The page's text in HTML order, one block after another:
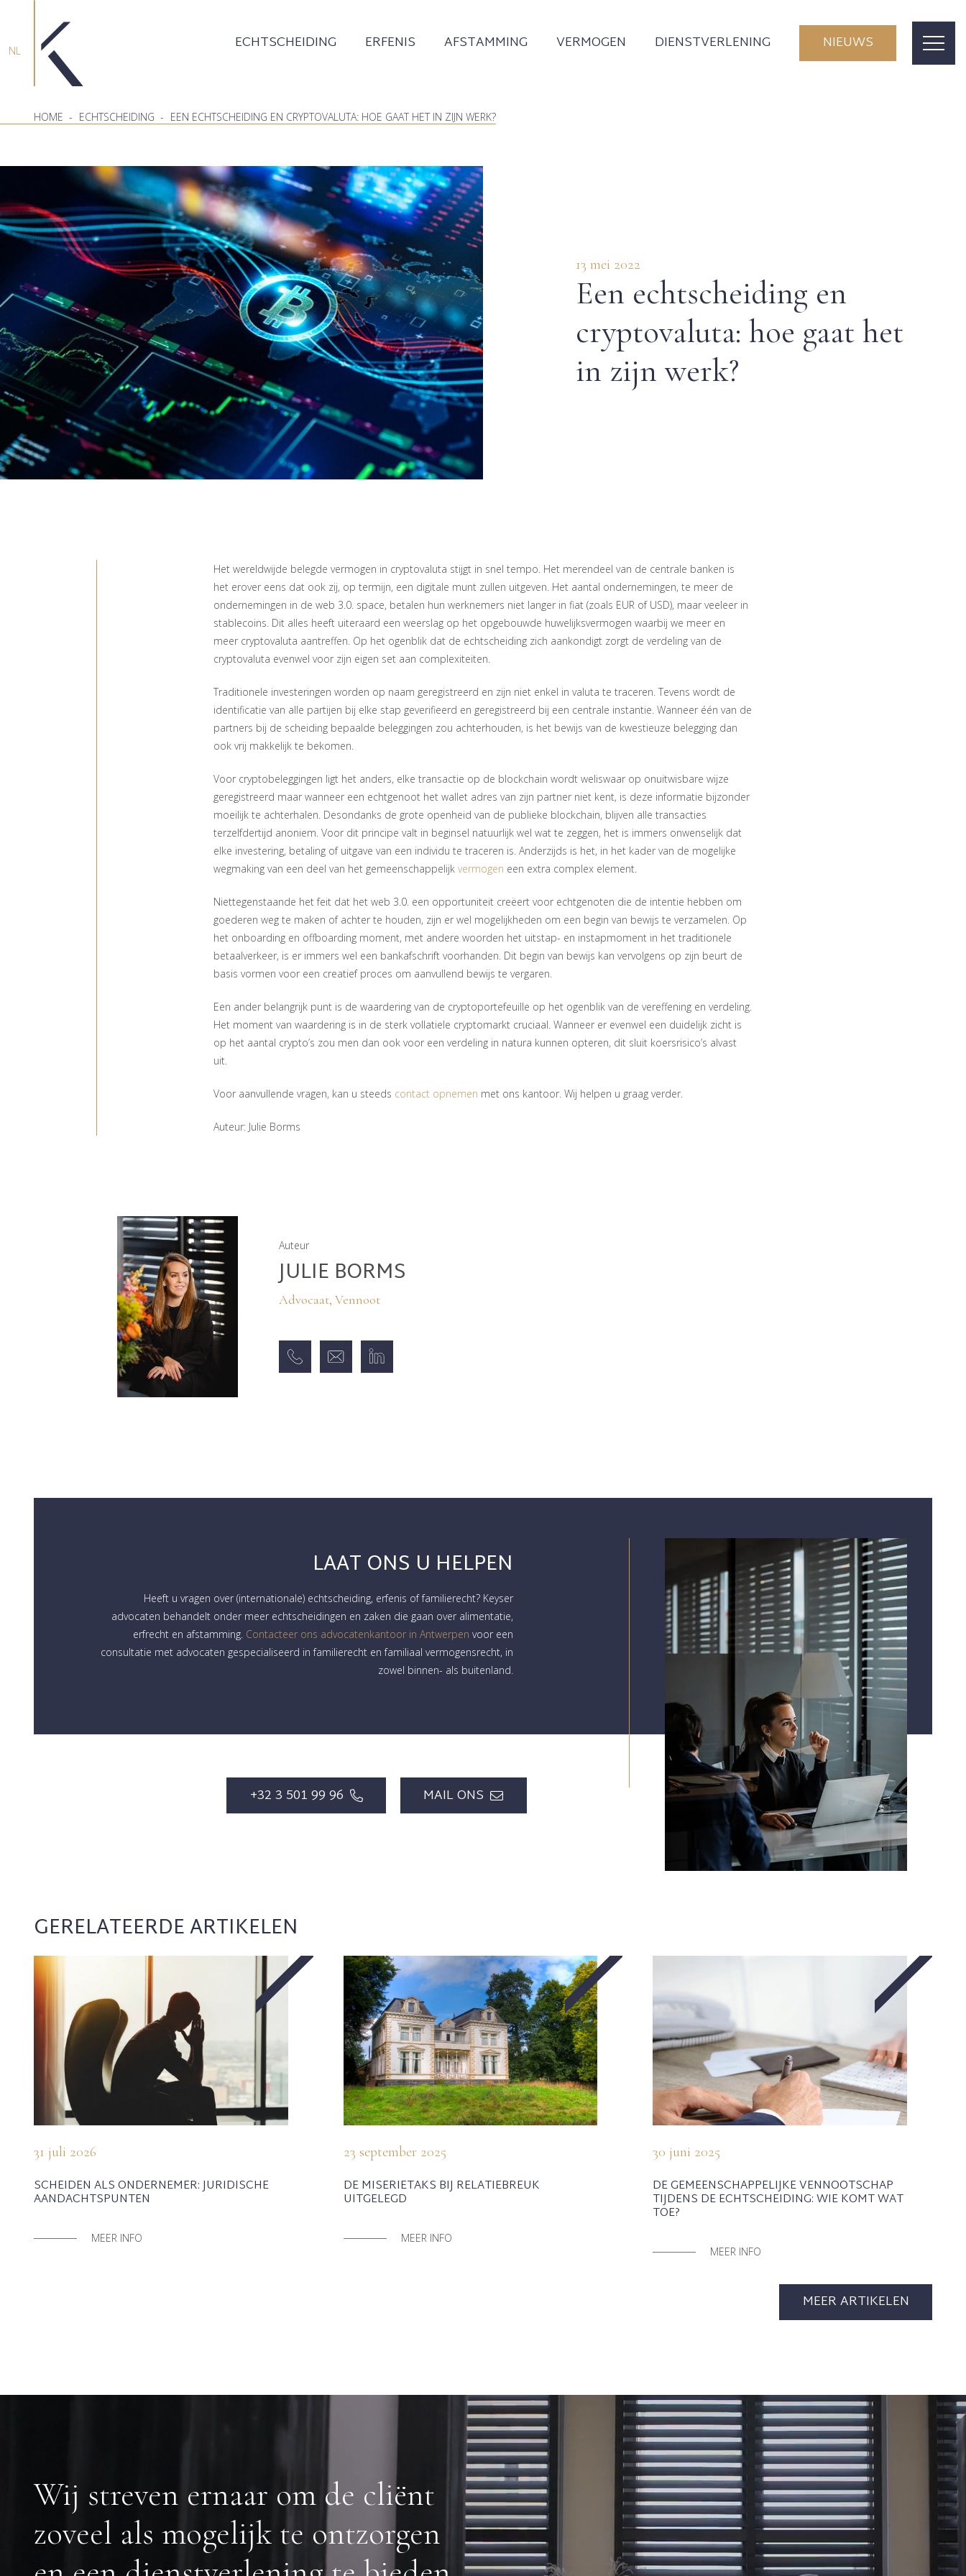
NL ECHTSCHEIDING ERFENIS AFSTAMMING VERMOGEN DIENSTVERLENING NIEUWS
HOME - ECHTSCHEIDING - EEN ECHTSCHEIDING EN CRYPTOVALUTA: HOE GAAT HET IN ZIJN WERK?
13 mei 2022
Een echtscheiding en
cryptovaluta: hoe gaat het
in zijn werk?
Het wereldwijde belegde vermogen in cryptovaluta stijgt in snel tempo. Het merendeel van de centrale banken is
het erover eens dat ook zij, op termijn, een digitale munt zullen uitgeven. Het aantal ondernemingen, te meer de
ondernemingen in de web 3.0. space, betalen hun werknemers niet langer in fiat (zoals EUR of USD), maar veeleer in
stablecoins. Dit alles heeft uiteraard een weerslag op het opgebouwde huwelijksvermogen waarbij we meer en
meer cryptovaluta aantreffen. Op het ogenblik dat de echtscheiding zich aankondigt zorgt de verdeling van de
cryptovaluta evenwel voor zijn eigen set aan complexiteiten.
Traditionele investeringen worden op naam geregistreerd en zijn niet enkel in valuta te traceren. Tevens wordt de
identificatie van alle partijen bij elke stap geverifieerd en geregistreerd bij een centrale instantie. Wanneer één van de
partners bij de scheiding bepaalde beleggingen zou achterhouden, is het bewijs van de kwestieuze belegging dan
ook vrij makkelijk te bekomen.
Voor cryptobeleggingen ligt het anders, elke transactie op de blockchain wordt weliswaar op onuitwisbare wijze
geregistreerd maar wanneer een echtgenoot het wallet adres van zijn partner niet kent, is deze informatie bijzonder
moeilijk te achterhalen. Desondanks de grote openheid van de publieke blockchain, blijven alle transacties
terzelfdertijd anoniem. Voor dit principe valt in beginsel natuurlijk wel wat te zeggen, het is immers onwenselijk dat
elke investering, betaling of uitgave van een individu te traceren is. Anderzijds is het, in het kader van de mogelijke
wegmaking van een deel van het gemeenschappelijkvermogen een extra complex element.
Niettegenstaande het feit dat het web 3.0. een opportuniteit creëert voor echtgenoten die de intentie hebben om
goederen weg te maken of achter te houden, zijn er wel mogelijkheden om een begin van bewijs te verzamelen. Op
het onboarding en offboarding moment, met andere woorden het uitstap- en instapmoment in het traditionele
betaalverkeer, is er immers wel een bankafschrift voorhanden. Dit begin van bewijs kan vervolgens op zijn beurt de
basis vormen voor een creatief proces om aanvullend bewijs te vergaren.
Een ander belangrijk punt is de waardering van de cryptoportefeuille op het ogenblik van de vereffening en verdeling.
Het moment van waardering is in de sterk vollatiele cryptomarkt cruciaal. Wanneer er evenwel een duidelijk zicht is
op het aantal crypto’s zou men dan ook voor een verdeling in natura kunnen opteren, dit sluit koersrisico’s alvast
uit.
Voor aanvullende vragen, kan u steeds contact opnemen met ons kantoor. Wij helpen u graag verder.
Auteur: Julie Borms
Auteur
JULIE BORMS
Advocaat, Vennoot
LAAT ONS U HELPEN
Heeft u vragen over (internationale) echtscheiding, erfenis of familierecht? Keyser
advocaten behandelt onder meer echtscheidingen en zaken die gaan over alimentatie,
erfrecht en afstamming. Contacteer ons advocatenkantoor in Antwerpen voor een
consultatie met advocaten gespecialiseerd in familierecht en familiaal vermogensrecht, in
zowel binnen- als buitenland.
+32 3 501 99 96 MAIL ONS
GERELATEERDE ARTIKELEN
31 juli 2026
SCHEIDEN ALS ONDERNEMER: JURIDISCHE
AANDACHTSPUNTEN
MEER INFO
23 september 2025
DE MISERIETAKS BIJ RELATIEBREUK
UITGELEGD
MEER INFO
30 juni 2025
DE GEMEENSCHAPPELIJKE VENNOOTSCHAP
TIJDENS DE ECHTSCHEIDING: WIE KOMT WAT
TOE?
MEER INFO
MEER ARTIKELEN
Wij streven ernaar om de cliënt
zoveel als mogelijk te ontzorgen